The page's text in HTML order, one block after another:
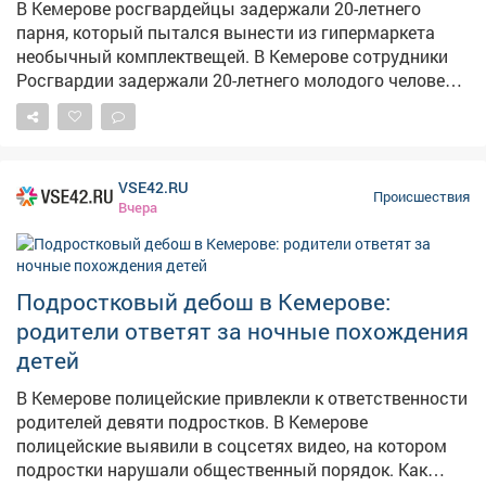
об убийстве. Как сообщил источник VSE42.Ru, речь
идет о женщине 1978 года рождения. Семья обычная,
произошла бытовая ссора. Удар ножом пришелся
прямо в сердце и оказался смертельным. Сейчас
женщина находится в шоковом состоянии.
В Кемерове росгвардейцы задержали 20-летнего
парня, который пытался вынести из гипермаркета
необычный комплектвещей. В Кемерове сотрудники
Росгвардии задержали 20-летнего молодого человека,
который решил обновить гардероб за чужой счёт. Как
сообщает Росгвардия Кузбасса, инцидент произошёл
несколько пар носков, нижнее бельё, два напитка и
бинокль – общая стоимость товаров превысила 4
тысячи рублей. С таким "комплектом" он попытался
покинуть магазин, не предъявив товары к оплате.
Однако работник гипермаркета заметил его и нажал
кнопку тревожной сигнализации. Прибывший наряд
Росгвардии задержал парня и передал полиции для
дальнейшего разбирательства. Молодому человеку
грозит административная или уголовная
ответственность за покушение на кражу.
VSE42.RU
Вчера
Происшествия
Подростковый дебош в Кемерове:
родители ответят за ночные похождения
детей
В Кемерове полицейские привлекли к ответственности
родителей девяти подростков. В Кемерове
полицейские выявили в соцсетях видео, на котором
подростки нарушали общественный порядок. Как